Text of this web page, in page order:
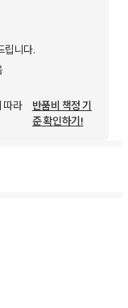
립니다.
따라
반품비 책정 기
준 확인하기!